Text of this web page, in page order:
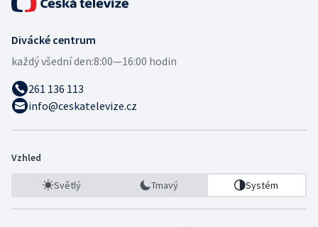
Divácké centrum
každý všední den:8:00—16:00 hodin
261 136 113
info@ceskatelevize.cz
Vzhled
Světlý Tmavý Systém